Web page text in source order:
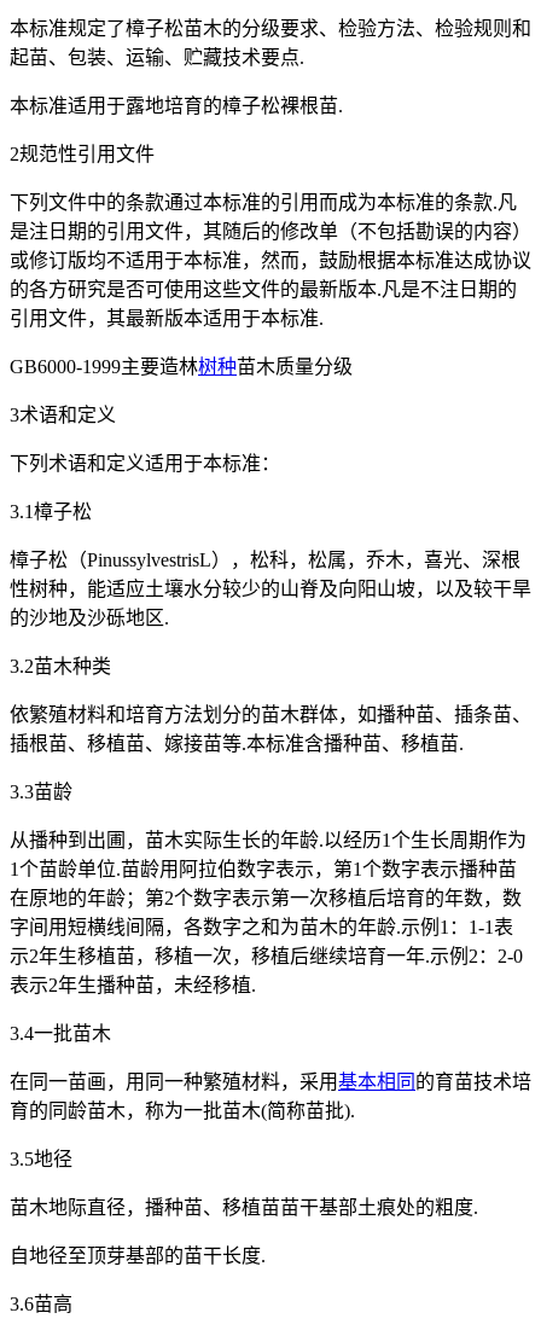
本标准规定了樟子松苗木的分级要求、检验方法、检验规则和
起苗、包装、运输、贮藏技术要点.
本标准适用于露地培育的樟子松裸根苗.
2规范性引用文件
下列文件中的条款通过本标准的引用而成为本标准的条款.凡
是注日期的引用文件，其随后的修改单（不包括勘误的内容）
或修订版均不适用于本标准，然而，鼓励根据本标准达成协议
的各方研究是否可使用这些文件的最新版本.凡是不注日期的
引用文件，其最新版本适用于本标准.
GB6000-1999主要造林树种苗木质量分级
3术语和定义
下列术语和定义适用于本标准：
3.1樟子松
樟子松（PinussylvestrisL），松科，松属，乔木，喜光、深根
性树种，能适应土壤水分较少的山脊及向阳山坡，以及较干旱
的沙地及沙砾地区.
3.2苗木种类
依繁殖材料和培育方法划分的苗木群体，如播种苗、插条苗、
插根苗、移植苗、嫁接苗等.本标准含播种苗、移植苗.
3.3苗龄
从播种到出圃，苗木实际生长的年龄.以经历1个生长周期作为
1个苗龄单位.苗龄用阿拉伯数字表示，第1个数字表示播种苗
在原地的年龄；第2个数字表示第一次移植后培育的年数，数
字间用短横线间隔，各数字之和为苗木的年龄.示例1：1-1表
示2年生移植苗，移植一次，移植后继续培育一年.示例2：2-0
表示2年生播种苗，未经移植.
3.4一批苗木
在同一苗画，用同一种繁殖材料，采用基本相同 的育苗技术培
育的同龄苗木，称为一批苗木(简称苗批).
3.5地径
苗木地际直径，播种苗、移植苗苗干基部土痕处的粗度.
自地径至顶芽基部的苗干长度.
3.6苗高